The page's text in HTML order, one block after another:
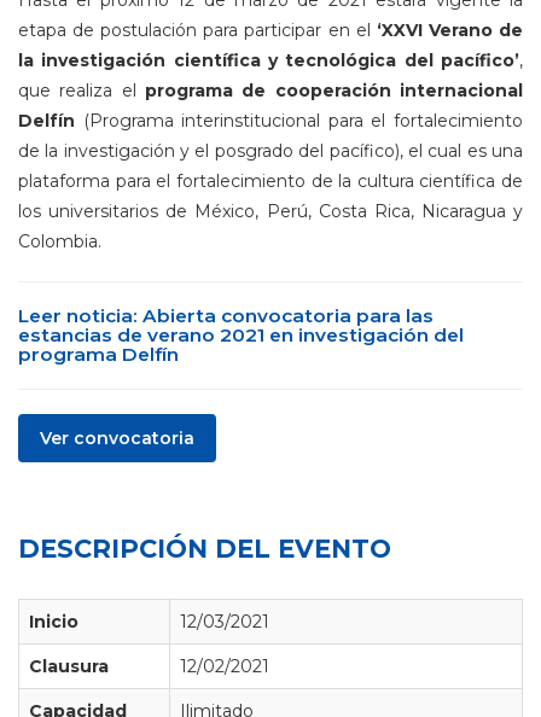
etapa de postulación para participar en el ‘XXVI Verano de
la investigación científica y tecnológica del pacífico’,
que realiza el programa de cooperación internacional
Delfín (Programa interinstitucional para el fortalecimiento
de la investigación y el posgrado del pacífico), el cual es una
plataforma para el fortalecimiento de la cultura científica de
los universitarios de México, Perú, Costa Rica, Nicaragua y
Colombia.
Leer noticia: Abierta convocatoria para las
estancias de verano 2021 en investigación del
programa Delfín
Ver convocatoria
DESCRIPCIÓN DEL EVENTO
Inicio 12/03/2021
Clausura 12/02/2021
Capacidad Ilimitado